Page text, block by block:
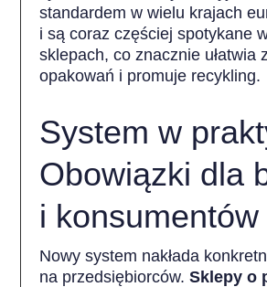
standardem w wielu krajach
i są coraz częściej spotykane
sklepach, co znacznie ułatwia
opakowań i promuje recykling.
System w
Obowiązki dla
i konsumentów
Nowy system nakłada
na przedsiębiorców.Sklepy o